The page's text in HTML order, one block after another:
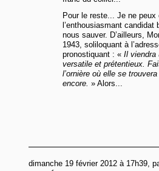
Pour le reste... Je ne
l’enthousiasmant
nous sauver. D’ailleurs,
1943, soliloquant à
pronostiquant : « Il viendra
versatile et prétentieux.
l’ornière où elle se
encore. » Alors...
dimanche 19 février 2012 à 17h39,